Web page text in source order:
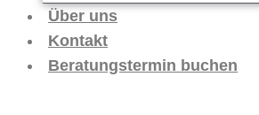
Über uns
Kontakt
Beratungstermin buchen